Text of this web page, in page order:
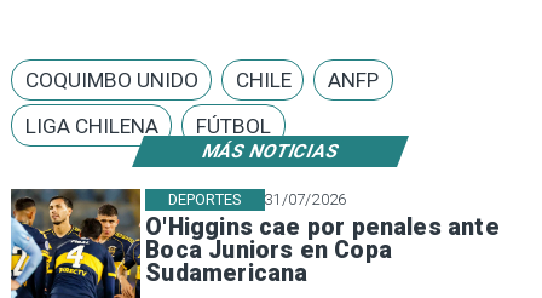
MÁS NOTICIAS
31/07/2026
O'Higgins cae por penales ante
Boca Juniors en Copa
Sudamericana
DEPORTES
COQUIMBO UNIDO CHILE
ANFP
LIGA CHILENA
FÚTBOL